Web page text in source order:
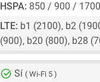
HSPA: 850 / 900 /
LTE: b1 (2100), b2
(900), b20 (800), b28
Sí ( Wi-Fi 5 )